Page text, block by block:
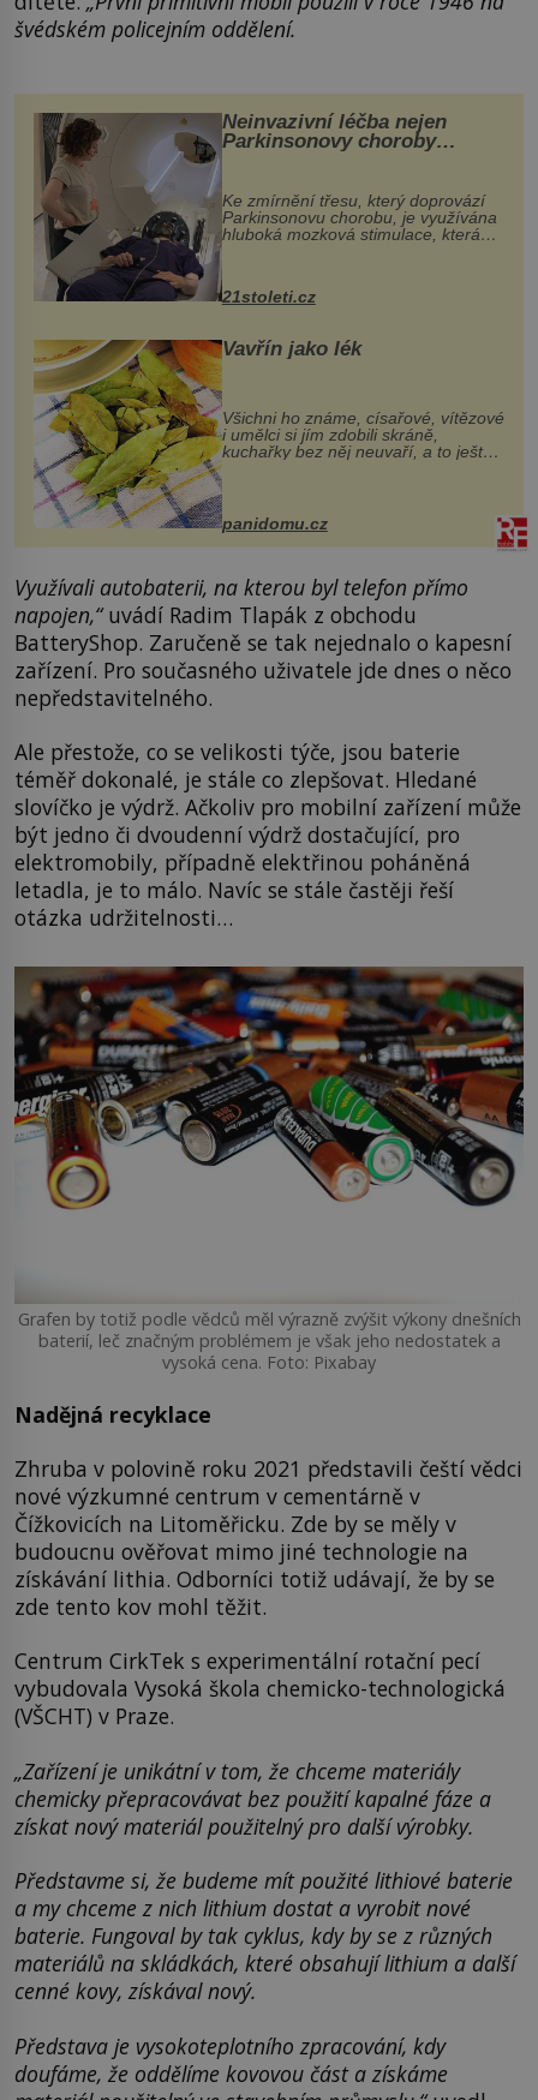
švédském policejním oddělení.
Neinvazivní léčba nejen
Parkinsonovy choroby
Ke zmírnění třesu, který doprovází
Parkinsonovu chorobu, je využívána
hluboká mozková stimulace, která
však vyžaduje vysoce invazivní
k dostatečně přesnému zacílení ...
21stoleti.cz
Vavřín jako lék
Všichni ho známe, císařové, vítězové
i umělci si jím zdobili skráně,
kuchařky bez něj neuvaří, a to ještě
nevíte, že bobkový list může výrazně
zmírnit některé naše neduhy.
Obsahuje v malém množství ně...
panidomu.cz
Využívali autobaterii, na kterou byl telefon přímo
napojen,“uvádí Radim Tlapák z obchodu
BatteryShop. Zaručeně se tak nejednalo o kapesní
zařízení. Pro současného uživatele jde dnes o něco
nepředstavitelného.
Ale přestože, co se velikosti týče, jsou baterie
téměř dokonalé, je stále co zlepšovat. Hledané
slovíčko je výdrž. Ačkoliv pro mobilní zařízení může
být jedno či dvoudenní výdrž dostačující, pro
elektromobily, případně elektřinou poháněná
letadla, je to málo. Navíc se stále častěji řeší
otázka udržitelnosti…
Grafen by totiž podle vědců měl výrazně zvýšit výkony dnešních
baterií, leč značným problémem je však jeho nedostatek a
vysoká cena. Foto: Pixabay
Nadějná recyklace
Zhruba v polovině roku 2021 představili čeští vědci
nové výzkumné centrum v cementárně v
Čížkovicích na Litoměřicku. Zde by se měly v
budoucnu ověřovat mimo jiné technologie na
získávání lithia. Odborníci totiž udávají, že by se
zde tento kov mohl těžit.
Centrum CirkTek s experimentální rotační pecí
vybudovala Vysoká škola chemicko-technologická
(VŠCHT) v Praze.
„Zařízení je unikátní v tom, že chceme materiály
chemicky přepracovávat bez použití kapalné fáze a
získat nový materiál použitelný pro další výrobky.
Představme si, že budeme mít použité lithiové baterie
a my chceme z nich lithium dostat a vyrobit nové
baterie. Fungoval by tak cyklus, kdy by se z různých
materiálů na skládkách, které obsahují lithium a další
cenné kovy, získával nový.
Představa je vysokoteplotního zpracování, kdy
doufáme, že oddělíme kovovou část a získáme